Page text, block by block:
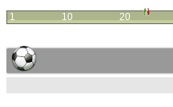
1 10 20